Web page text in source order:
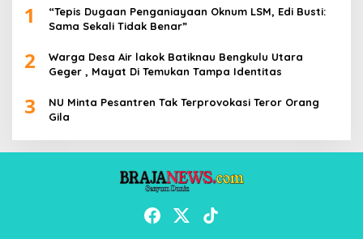
1
“Tepis Dugaan Penganiayaan Oknum LSM, Edi Busti:
Sama Sekali Tidak Benar”
2
Warga Desa Air lakok Batiknau Bengkulu Utara
Geger , Mayat Di Temukan Tampa Identitas
3
NU Minta Pesantren Tak Terprovokasi Teror Orang
Gila